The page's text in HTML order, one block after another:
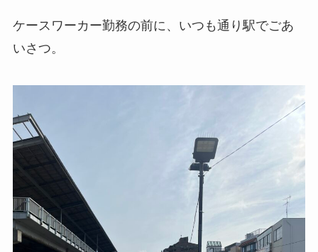
ケースワーカー勤務の前に、いつも通り駅でごあ
いさつ。